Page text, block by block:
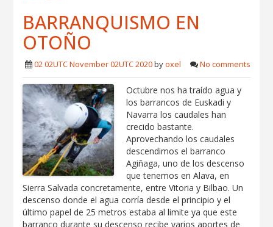
BARRANQUISMO EN
OTOÑO
02 02UTC November 02UTC 2020byoxel No comments
Octubre nos ha traído agua y
los barrancos de Euskadi y
Navarra los caudales han
crecido bastante.
Aprovechando los caudales
descendimos el barranco
Agiñaga, uno de los descenso
que tenemos en Alava, en
Sierra Salvada concretamente, entre Vitoria y Bilbao. Un
descenso donde el agua corría desde el principio y el
último papel de 25 metros estaba al limite ya que este
barranco durante su descenso recibe varios aportes de